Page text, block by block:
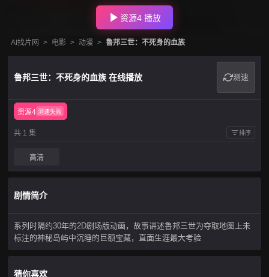
资源4 播放
AI找片网 > 电影 > 动漫 > 鲁邦三世：不死身的血族
鲁邦三世：不死身的血族 在线播放 测速
资源4 测速失败
共 1 集 排序
高清
剧情简介
系列时隔约30年的2D剧场版动画，故事讲述鲁邦三世为夺取地图上未
标注的神秘岛屿中沉睡的巨额宝藏，直面生涯最大考验
猜你喜欢